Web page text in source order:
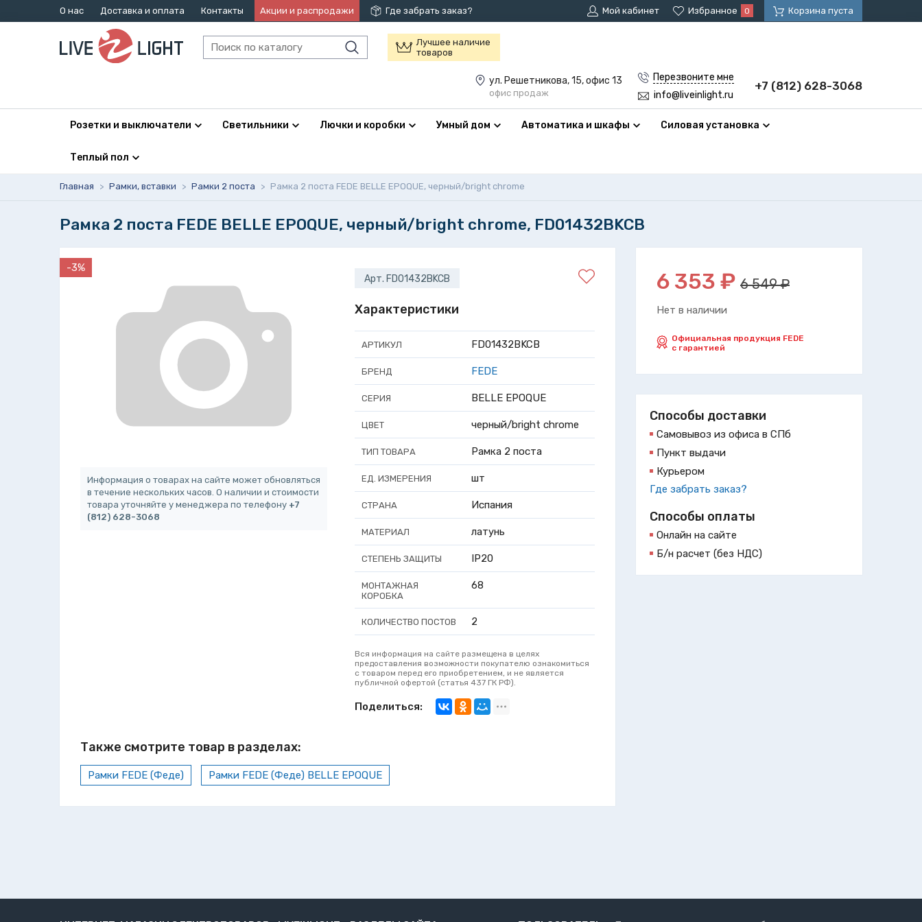
О нас Доставка и оплата Контакты Акции и распродажи Где забрать заказ? Мой кабинет Избранное 0 Корзина пуста
Лучшее наличие
товаров
ул. Решетникова, 15, офис 13
офис продаж
Перезвоните мне
info@liveinlight.ru
+7 (812) 628-3068
Розетки и выключатели Светильники Лючки и коробки Умный дом Автоматика и шкафы Силовая установка
Теплый пол
Главная > Рамки, вставки > Рамки 2 поста > Рамка 2 поста FEDE BELLE EPOQUE, черный/bright chrome
Рамка 2 поста FEDE BELLE EPOQUE, черный/bright chrome, FD01432BKCB
6 353 ₽ 6 549 ₽
Нет в наличии
Официальная продукция FEDE
с гарантией
Способы доставки
Самовывоз из офиса в СПб
Пункт выдачи
Курьером
Где забрать заказ?
Способы оплаты
Онлайн на сайте
Б/н расчет (без НДС)
-3%
Информация о товарах на сайте может обновляться
в течение нескольких часов. О наличии и стоимости
товара уточняйте у менеджера по телефону +7
(812) 628-3068
Арт. FD01432BKCB
Характеристики
АРТИКУЛ FD01432BKCB
БРЕНД FEDE
СЕРИЯ BELLE EPOQUE
ЦВЕТ черный/bright chrome
ТИП ТОВАРА Рамка 2 поста
ЕД. ИЗМЕРЕНИЯ шт
СТРАНА Испания
МАТЕРИАЛ латунь
СТЕПЕНЬ ЗАЩИТЫ IP20
МОНТАЖНАЯ
КОРОБКА
68
КОЛИЧЕСТВО ПОСТОВ 2
Вся информация на сайте размещена в целях
предоставления возможности покупателю ознакомиться
с товаром перед его приобретением, и не является
публичной офертой (статья 437 ГК РФ).
Поделиться:
Также смотрите товар в разделах:
Рамки FEDE (Феде) Рамки FEDE (Феде) BELLE EPOQUE